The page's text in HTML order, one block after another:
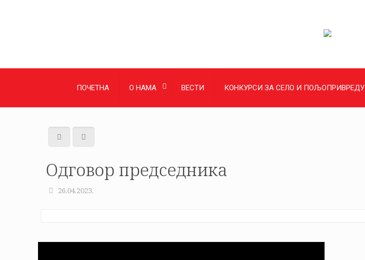
ПОЧЕТНА О НАМА ВЕСТИ КОНКУРСИ ЗА СЕЛО И ПОЉОПРИВРЕДУ
Одговор председника
26.04.2023.